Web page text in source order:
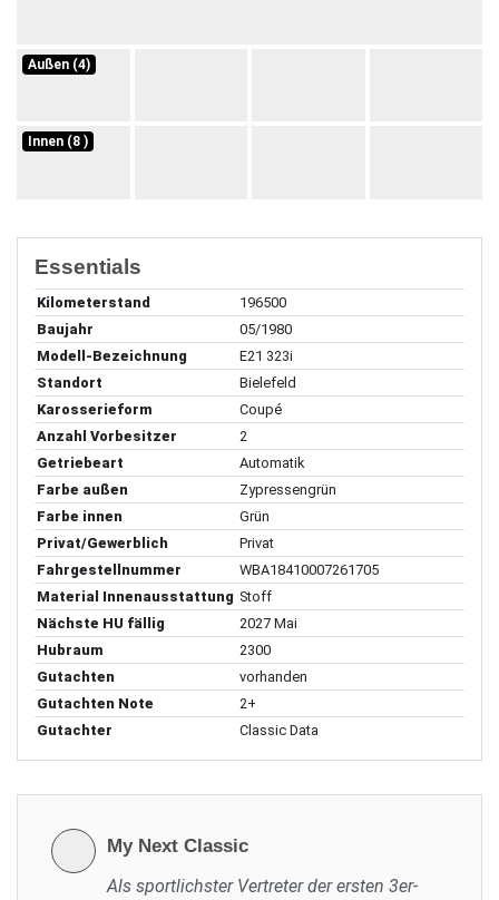
Außen (4)
Innen (8 )
My Next Classic
Als sportlichster Vertreter der ersten 3er-
Essentials
Kilometerstand
196500
Baujahr
05/1980
Modell-Bezeichnung
E21 323i
Standort
Bielefeld
Karosserieform
Coupé
Anzahl Vorbesitzer
2
Getriebeart
Automatik
Farbe außen
Zypressengrün
Farbe innen
Grün
Privat/Gewerblich
Privat
Fahrgestellnummer
WBA18410007261705
Material Innenausstattung Stoff
Nächste HU fällig
2027 Mai
Hubraum
2300
Gutachten
vorhanden
Gutachten Note
2+
Gutachter
Classic Data